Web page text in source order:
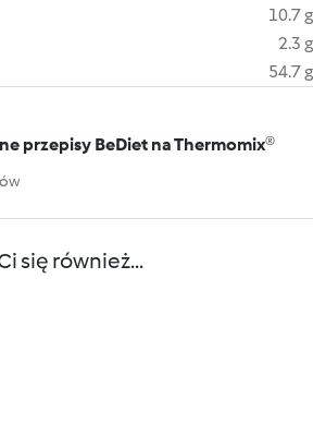
10.7 g
2.3 g
54.7 g
przepisy BeDiet na Thermomix®
się również...